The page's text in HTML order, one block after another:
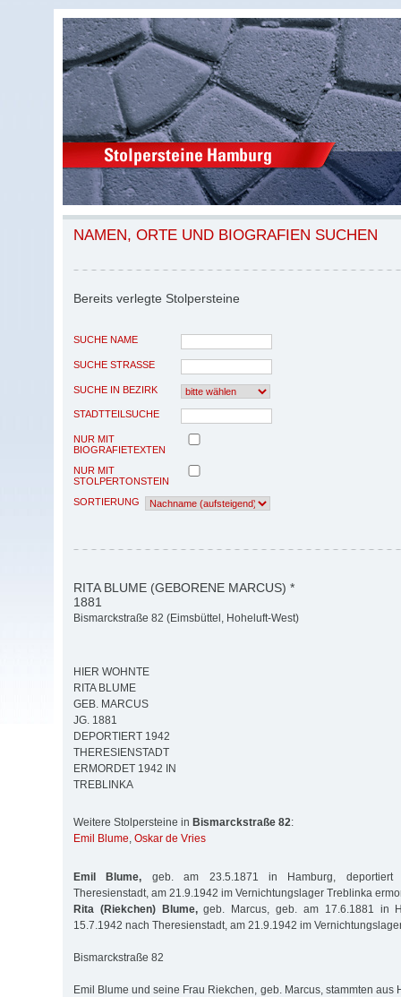
NAMEN, ORTE UND BIOGRAFIEN SUCHEN
Bereits verlegte Stolpersteine
SUCHE NAME
SUCHE STRASSE
SUCHE IN BEZIRK
STADTTEILSUCHE
NUR MIT
BIOGRAFIETEXTEN
NUR MIT
STOLPERTONSTEIN
SORTIERUNG
RITA BLUME (GEBORENE MARCUS) *
1881
Bismarckstraße 82 (Eimsbüttel, Hoheluft-West)
HIER WOHNTE
RITA BLUME
GEB. MARCUS
JG. 1881
DEPORTIERT 1942
THERESIENSTADT
ERMORDET 1942 IN
TREBLINKA
Weitere Stolpersteine in Bismarckstraße 82:
Emil Blume, Oskar de Vries
Emil Blume, geb. am 23.5.1871 in Hamburg, deportiert
Theresienstadt, am 21.9.1942 im Vernichtungslager Treblinka
Rita (Riekchen) Blume,geb. Marcus, geb. am 17.6.1881 in
15.7.1942 nach Theresienstadt, am 21.9.1942 im
Bismarckstraße 82
Emil Blume und seine Frau Riekchen, geb. Marcus, stammten aus